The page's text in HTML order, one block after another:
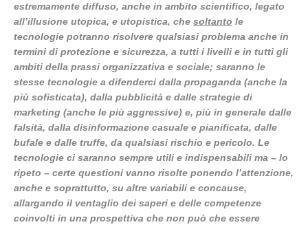
estremamente diffuso, anche in ambito scientifico, legato
all’illusione utopica, e utopistica, che soltanto le
tecnologie potranno risolvere qualsiasi problema anche in
termini di protezione e sicurezza, a tutti i livelli e in tutti gli
ambiti della prassi organizzativa e sociale; saranno le
stesse tecnologie a difenderci dalla propaganda (anche la
più sofisticata), dalla pubblicità e dalle strategie di
marketing (anche le più aggressive) e, più in generale dalle
falsità, dalla disinformazione casuale e pianificata, dalle
bufale e dalle truffe, da qualsiasi rischio e pericolo. Le
tecnologie ci saranno sempre utili e indispensabili ma – lo
ripeto – certe questioni vanno risolte ponendo l’attenzione,
anche e soprattutto, su altre variabili e concause,
allargando il ventaglio dei saperi e delle competenze
coinvolti in una prospettiva che non può che essere